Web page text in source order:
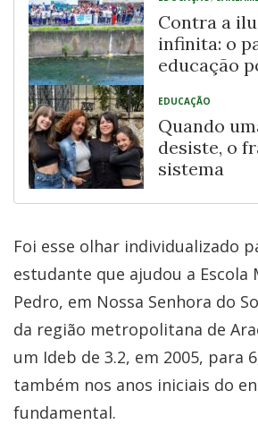
Contra a
infinita: o
educação
EDUCAÇÃO
Quando
desiste, o
sistema
Foi esse olhar individualizado
estudante que ajudou a Escola
Pedro, em Nossa Senhora do
da região metropolitana de
um Ideb de 3.2, em 2005, para
também nos anos iniciais do
fundamental.